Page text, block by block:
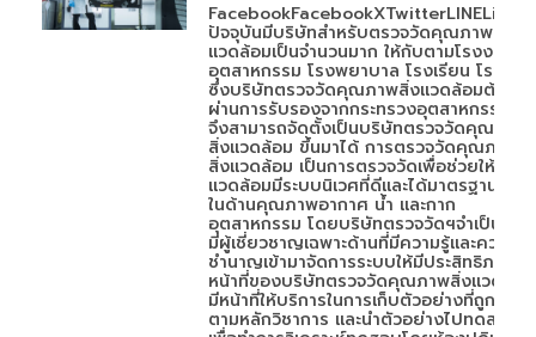
FacebookFacebookXTwitterLINELineใน
ปัจจุบันมีบริษัทสำหรับตรวจวัดคุณภาพสิ่ง
แวดล้อมเป็นจำนวนมาก ให้กับตามโรงงาน
อุตสาหกรรม โรงพยาบาล โรงเรียน โรงแรม
ซึ่งบริษัทตรวจวัดคุณภาพสิ่งแวดล้อมต้อง
ผ่านการรับรองจากกระทรวงอุตสาหกรรม
จึงสามารถจัดตั้งเป็นบริษัทตรวจวัดคุณภาพ
สิ่งแวดล้อม ขึ้นมาได้ การตรวจวัดคุณภาพ
สิ่งแวดล้อม เป็นการตรวจวัดเพื่อช่วยให้สิ่ง
แวดล้อมมีระบบนิเวศที่ดีและได้มาตรฐาน ทั้ง
ในด้านคุณภาพอากาศ น้ำ และกาก
อุตสาหกรรม โดยบริษัทตรวจวัดฯจำเป็นต้อง
มีผู้เชี่ยวชาญเฉพาะด้านที่มีความรู้และความ
ชำนาญเข้ามาจัดการระบบให้มีประสิทธิภาพ
หน้าที่ของบริษัทตรวจวัดคุณภาพสิ่งแวดล้อม
มีหน้าที่ให้บริการในการเก็บตัวอย่างที่ถูกต้อง
ตามหลักวิชาการ และนำตัวอย่างไปทดสอบ